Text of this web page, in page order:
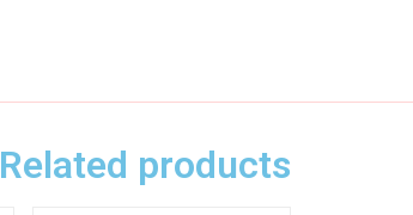
Related products